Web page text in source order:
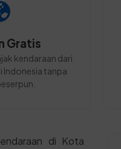
Gratis
kendaraan dari
Indonesia tanpa
di Kota